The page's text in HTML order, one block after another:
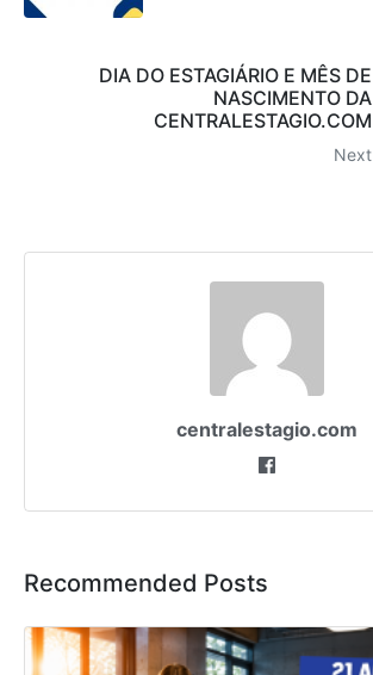
DIA DO ESTAGIÁRIO E MÊS DE
NASCIMENTO DA
CENTRALESTAGIO.COM
Next
centralestagio.com
Recommended Posts